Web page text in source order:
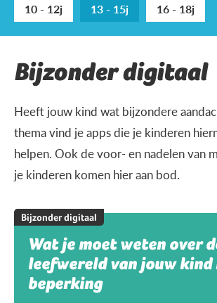
10 - 12j
13 - 15j 16 - 18j
Bijzonder digitaal
Heeft jouw kind wat bijzondere
thema vind je apps die je kinderen
helpen. Ook de voor- en nadelen van
je kinderen komen hier aan bod.
Bijzonder digitaal
Wat je moet weten over
leefwereld van jouw kind
beperking